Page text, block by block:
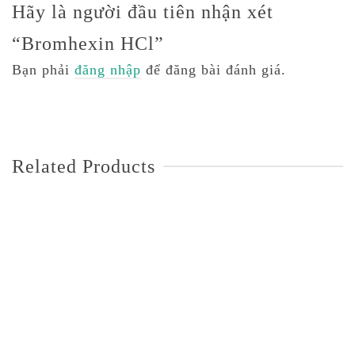
Hãy là người đầu tiên nhận xét
“Bromhexin HCl”
Bạn phải đăng nhập để đăng bài đánh giá.
Related Products